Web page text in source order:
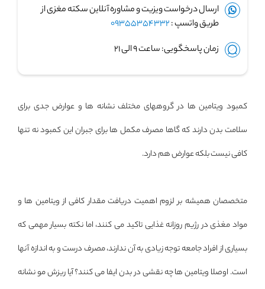
ارسال درخواست ویزیت و مشاوره آنلاین سکته مغزی از
طریق واتسپ :09355354332
زمان پاسخگویی: ساعت ۹ الی ۲۱
کمبود ویتامین ها در گروههای مختلف نشانه ها و عوارض جدی برای
سلامت بدن دارند که گاها مصرف مکمل ها برای جبران این کمبود نه تنها
کافی نیست بلکه عوارض هم دارد.
متخصصان همیشه بر لزوم اهمیت دریافت مقدار کافی از ویتامین ها و
مواد مغذی در رژیم روزانه غذایی تاکید می کنند، اما نکته بسیار مهمی که
بسیاری از افراد جامعه توجه زیادی به آن ندارند، مصرف درست و به اندازه آنها
است. اوصلا ویتامین ها چه نقشی در بدن ایفا می کنند؟ آیا ریزش مو نشانه